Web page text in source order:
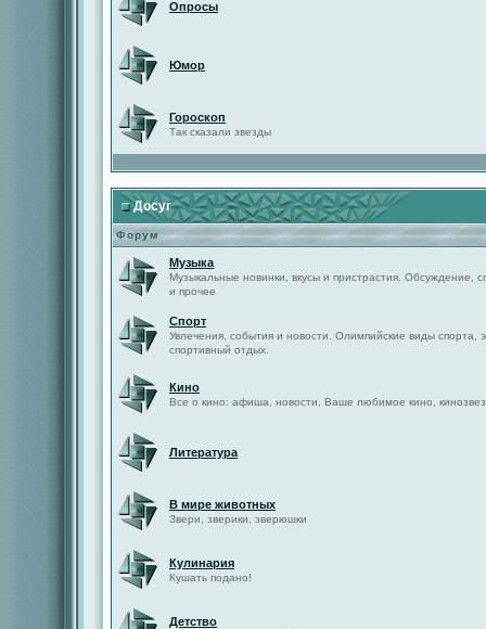
Опросы
Юмор
Гороскоп
Так сказали звезды
Досуг
Форум
Музыка
Музыкальные новинки, вкусы и пристрастия. Обсуждение,
и прочее
Спорт
Увлечения, события и новости. Олимпийские виды спорта,
спортивный отдых.
Кино
Все о кино: афиша, новости, Ваше любимое кино,
Литература
В мире животных
Звери, зверики, зверюшки
Кулинария
Кушать подано!
Детство